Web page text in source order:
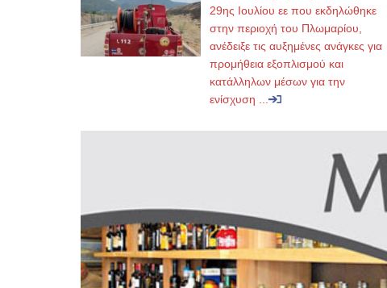
29ης Ιουλίου εε που εκδηλώθηκε
στην περιοχή του Πλωμαρίου,
ανέδειξε τις αυξημένες ανάγκες για
προμήθεια εξοπλισμού και
κατάλληλων μέσων για την
ενίσχυση ...